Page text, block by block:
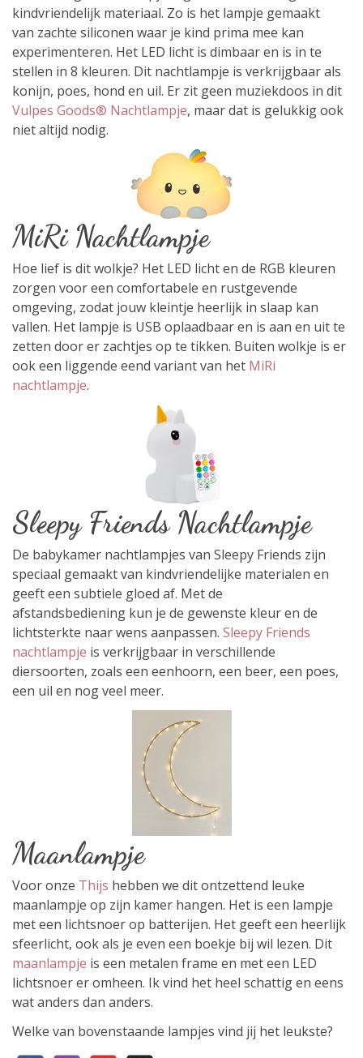
kindvriendelijk materiaal. Zo is het lampje gemaakt
van zachte siliconen waar je kind prima mee kan
experimenteren. Het LED licht is dimbaar en is in te
stellen in 8 kleuren. Dit nachtlampje is verkrijgbaar als
konijn, poes, hond en uil. Er zit geen muziekdoos in dit
Vulpes Goods® Nachtlampje, maar dat is gelukkig ook
niet altijd nodig.
MiRi Nachtlampje
Hoe lief is dit wolkje? Het LED licht en de RGB kleuren
zorgen voor een comfortabele en rustgevende
omgeving, zodat jouw kleintje heerlijk in slaap kan
vallen. Het lampje is USB oplaadbaar en is aan en uit te
zetten door er zachtjes op te tikken. Buiten wolkje is er
ook een liggende eend variant van het MiRi
nachtlampje.
Sleepy Friends Nachtlampje
De babykamer nachtlampjes van Sleepy Friends zijn
speciaal gemaakt van kindvriendelijke materialen en
geeft een subtiele gloed af. Met de
afstandsbediening kun je de gewenste kleur en de
lichtsterkte naar wens aanpassen. Sleepy Friends
nachtlampje is verkrijgbaar in verschillende
diersoorten, zoals een eenhoorn, een beer, een poes,
een uil en nog veel meer.
Maanlampje
Voor onze Thijs hebben we dit ontzettend leuke
maanlampje op zijn kamer hangen. Het is een lampje
met een lichtsnoer op batterijen. Het geeft een heerlijk
sfeerlicht, ook als je even een boekje bij wil lezen. Dit
maanlampje is een metalen frame en met een LED
lichtsnoer er omheen. Ik vind het heel schattig en eens
wat anders dan anders.
Welke van bovenstaande lampjes vind jij het leukste?